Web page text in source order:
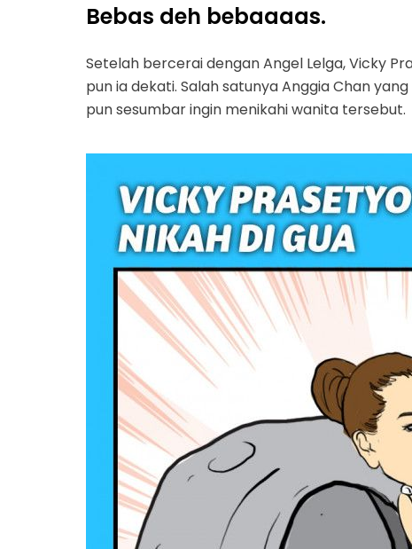
Bebas deh bebaaaas.
Setelah bercerai dengan Angel Lelga, Vicky
pun ia dekati. Salah satunya Anggia Chan
pun sesumbar ingin menikahi wanita tersebut.